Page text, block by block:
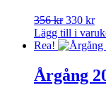
356kr Det
priset
356 kr.
330 krDet
Lägg till i
Rea!
Årgång